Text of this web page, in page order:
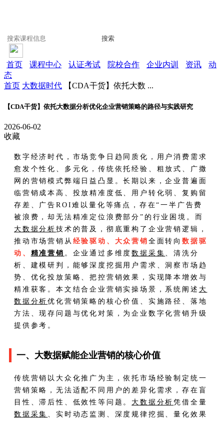
搜索
首页 课程中心 认证考试 院校合作 企业内训 资讯
动
态
首页 大数据时代 【CDA干货】依托大数 ...
【CDA干货】依托大数据分析优化企业营销策略的路径与实践研究
2026-06-02
收藏
数字经济时代，市场竞争日趋同质化，用户消费需求
愈发个性化、多元化，传统依托经验、粗放式、广撒
网的营销模式弊端日益凸显。长期以来，企业普遍面
临营销成本高、投放精准度低、用户转化弱、复购留
存差、广告ROI难以量化等痛点，存在“一半广告费
被浪费，却无法精准定位浪费部分”的行业困境。而
大数据分析 技术的普及，彻底重构了企业营销逻辑，
推动市场营销从 经验驱动、大众营销 全面转向数据驱
动、 精准营销 。企业通过多维度数据采集 、清洗分
析、建模研判，能够深度挖掘用户需求、洞察市场趋
势、优化投放策略、把控营销效果，实现降本增效与
精准获客。本文结合企业营销实操场景，系统阐述 大
数据分析优化营销策略的核心价值、实施路径、落地
方法、现存问题与优化对策，为企业数字化营销升级
提供参考。
一、大数据赋能企业营销的核心价值
传统营销以大众化推广为主，依托市场经验制定统一
营销策略，无法适配不同用户的差异化需求，存在盲
目性、滞后性、低效性等问题。 大数据分析凭借全量
数据采集 、实时动态监测、深度规律挖掘、量化效果